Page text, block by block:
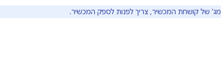
של קושחת המכשיר, צריך לפנות לספק המכשיר.